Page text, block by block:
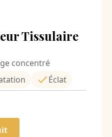
Tissulaire
concentré
Éclat